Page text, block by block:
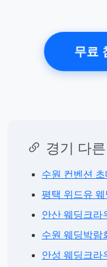
무료
경기 다
수원 컨벤션
평택 위드유 웨
안산 웨딩크라
수원 웨딩박람
안성 웨딩크라